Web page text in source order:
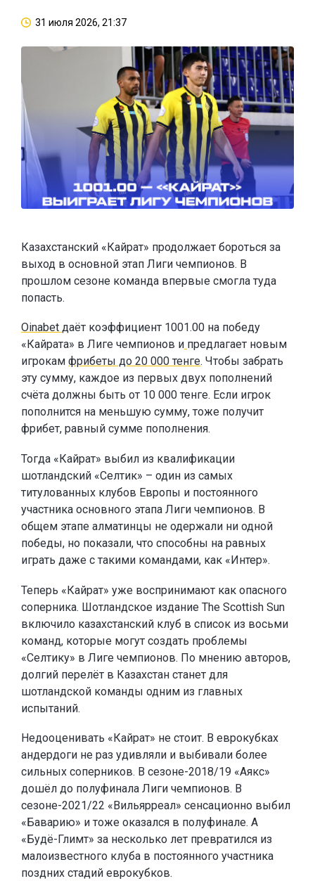
31 июля 2026, 21:37
Казахстанский «Кайрат» продолжает бороться за
выход в основной этап Лиги чемпионов. В
прошлом сезоне команда впервые смогла туда
попасть.
Oinabet даёт коэффициент 1001.00 на победу
«Кайрата» в Лиге чемпионов и предлагает новым
игрокам фрибеты до 20 000 тенге. Чтобы забрать
эту сумму, каждое из первых двух пополнений
счёта должны быть от 10 000 тенге. Если игрок
пополнится на меньшую сумму, тоже получит
фрибет, равный сумме пополнения.
Тогда «Кайрат» выбил из квалификации
шотландский «Селтик» – один из самых
титулованных клубов Европы и постоянного
участника основного этапа Лиги чемпионов. В
общем этапе алматинцы не одержали ни одной
победы, но показали, что способны на равных
играть даже с такими командами, как «Интер».
Теперь «Кайрат» уже воспринимают как опасного
соперника. Шотландское издание The Scottish Sun
включило казахстанский клуб в список из восьми
команд, которые могут создать проблемы
«Селтику» в Лиге чемпионов. По мнению авторов,
долгий перелёт в Казахстан станет для
шотландской команды одним из главных
испытаний.
Недооценивать «Кайрат» не стоит. В еврокубках
андердоги не раз удивляли и выбивали более
сильных соперников. В сезоне-2018/19 «Аякс»
дошёл до полуфинала Лиги чемпионов. В
сезоне-2021/22 «Вильярреал» сенсационно выбил
«Баварию» и тоже оказался в полуфинале. А
«Будё-Глимт» за несколько лет превратился из
малоизвестного клуба в постоянного участника
поздних стадий еврокубков.